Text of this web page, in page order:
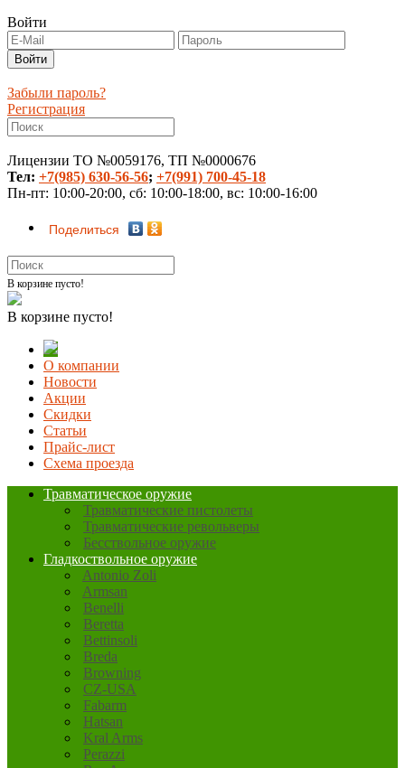
Войти
Забыли пароль?
Регистрация
Лицензии ТО №0059176, ТП №0000676
Тел: +7(985) 630-56-56; +7(991) 700-45-18
Пн-пт: 10:00-20:00, сб: 10:00-18:00, вс: 10:00-16:00
Поделиться
В корзине пусто!
В корзине пусто!
О компании
Новости
Акции
Скидки
Статьи
Прайс-лист
Схема проезда
Травматическое оружие
Травматические пистолеты
Травматические револьверы
Бесствольное оружие
Гладкоствольное оружие
Antonio Zoli
Armsan
Benelli
Beretta
Bettinsoli
Breda
Browning
CZ-USA
Fabarm
Hatsan
Kral Arms
Perazzi